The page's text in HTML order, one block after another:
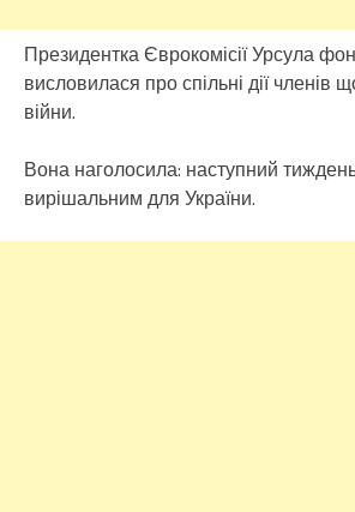
Президентка Єврокомісії Урсула
висловилася про спільні дії
війни.
Вона наголосила: наступний
вирішальним для України.